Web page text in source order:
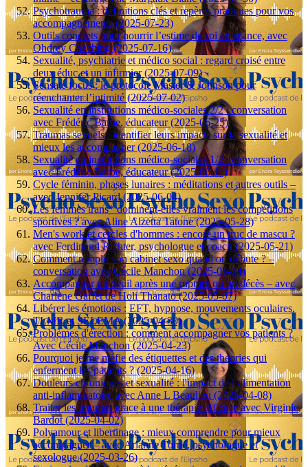
Psychotrauma : définitions clés et repères pratiques pour vos
accompagnements (2025-07-23)
Outils concrets pour nourrir l’estime de soi en séance, avec
Ohdrey Coaching (2025-07-16)
Sexualité, psychiatrie et médico social : regard croisé entre
deux éduc et un infirmier (2025-07-09)
Sensate focus : le protocole Master & Johnson pour
réenchanter l’intimité (2025-07-02)
Sexualité en institutions médico-sociales 2/2 : conversation
avec Frédéric Barbe, éducateur (2025-06-25)
Traumas sexuels : identifier leurs impacts sur la sexualité et
mieux les accompagner (2025-06-18)
Sexualité en institutions médico-sociales 1/2 : conversation
avec Frédéric Barbe, éducateur (2025-06-11)
Cycle féminin, phases lunaires : méditations et autres outils –
avec Jennifer Picard (2025-06-04)
Les femmes trans* dominent-elles vraiment les compétitions
sportives ? avec Aline Alzetta Tatone (2025-05-28)
Men's work et cercles d'hommes : encore un truc de mascu ?
avec Ferdinand Richter, psychologue et coach (2025-05-21)
Comment remplir son cabinet sexo quand on débute ? –
conversation avec Cécile Manchon (2025-05-14)
Accompagner un deuil après une rupture ou un décès – avec
Charlène Gaffet de Holi Thanato (2025-05-07)
Libérer les émotions : EFT, hypnose, mouvements oculaires,
TLMR et SELEMA (2025-04-30)
Problèmes d'érection : comment accompagner vos patients ?
Avec Cécile Manchon (2025-04-23)
Pourquoi je me méfie des étiquettes et des théories qui
enferment les patients ? (2025-04-16)
Douleurs chroniques et sexualité : l'impact de l’alimentation
anti-inflammatoire avec Anne L Beaulieu (2025-04-08)
Traiter les traumas grace à une thérapie efficace avec Virginie
Bardot (2025-04-02)
Polyamour et libertinage : mieux comprendre pour mieux
accompagner – avec Arianne Torné, psychologue et
sexologue (2025-03-26)